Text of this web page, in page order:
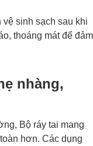
sinh sạch sau khi
thoáng mát để đảm
nhàng,
Bộ ráy tai mang
hơn. Các dụng